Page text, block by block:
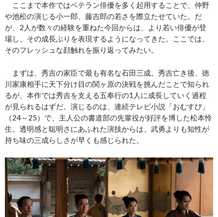
ここまで本作ではベテラン俳優を多く起用することで、仲野
や池松の演じる小一郎、藤吉郎の若さを際立たせていた。だ
が、2人が数々の経験を重ねた今回からは、より若い俳優が登
場し、その成長ぶりを表現するようになってきた。ここでは、
そのフレッシュな顔触れを振り返ってみたい。
まずは、秀吉の家臣で最も有名な石田三成。秀吉亡き後、徳
川家康相手に天下分け目の関ヶ原の決戦を挑んだことで知られ
るが、本作では秀吉を支える五奉行の1人に成長していく過程
が見られるはずだ。演じるのは、連続テレビ小説「おむすび」
（24～25）で、主人公の書道部の先輩役が好評を博した松本怜
生。透明感と聡明さにあふれた演技からは、武勇よりも知性が
持ち味の三成らしさが早くも感じられた。